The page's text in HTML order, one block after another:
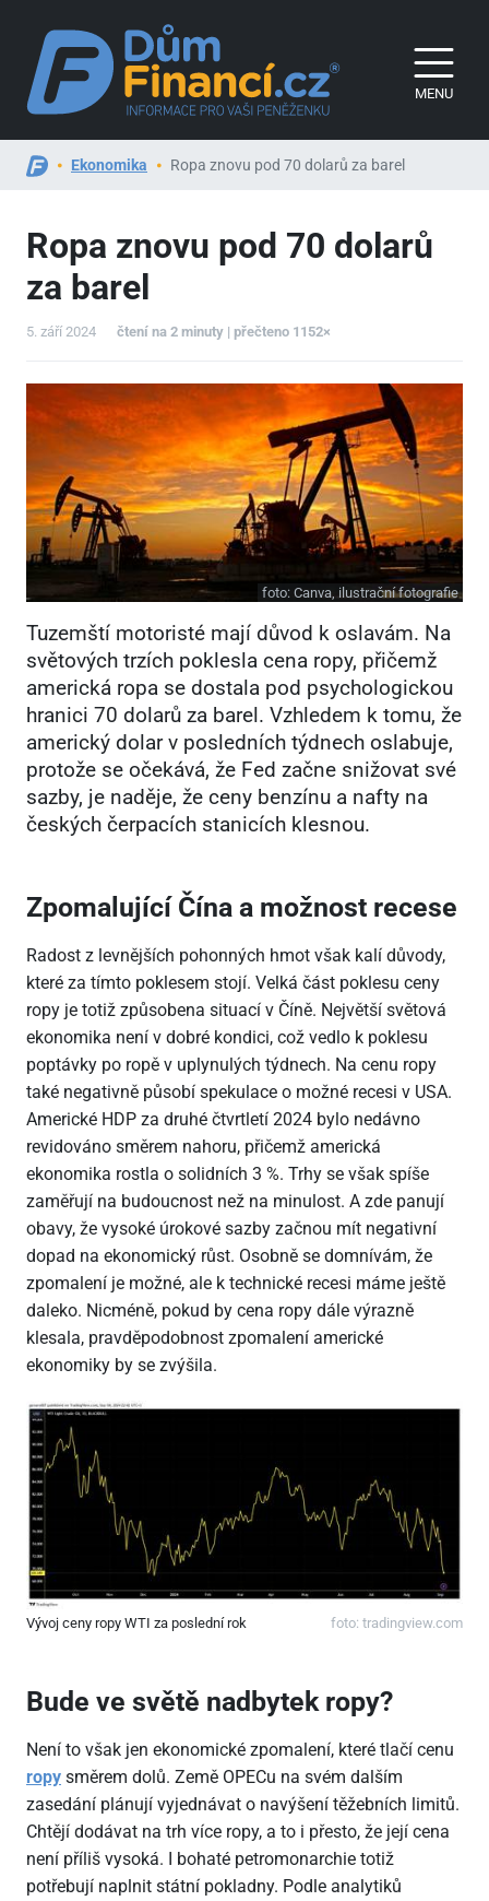
MENU
Ekonomika Ropa znovu pod 70 dolarů za barel
Ropa znovu pod 70 dolarů
za barel
5. září 2024 čtení na 2 minuty | přečteno 1152×
foto: Canva, ilustrační fotografie
Tuzemští motoristé mají důvod k oslavám. Na
světových trzích poklesla cena ropy, přičemž
americká ropa se dostala pod psychologickou
hranici 70 dolarů za barel. Vzhledem k tomu, že
americký dolar v posledních týdnech oslabuje,
protože se očekává, že Fed začne snižovat své
sazby, je naděje, že ceny benzínu a nafty na
českých čerpacích stanicích klesnou.
Zpomalující Čína a možnost recese
Radost z levnějších pohonných hmot však kalí důvody,
které za tímto poklesem stojí. Velká část poklesu ceny
ropy je totiž způsobena situací v Číně. Největší světová
ekonomika není v dobré kondici, což vedlo k poklesu
poptávky po ropě v uplynulých týdnech. Na cenu ropy
také negativně působí spekulace o možné recesi v USA.
Americké HDP za druhé čtvrtletí 2024 bylo nedávno
revidováno směrem nahoru, přičemž americká
ekonomika rostla o solidních 3 %. Trhy se však spíše
zaměřují na budoucnost než na minulost. A zde panují
obavy, že vysoké úrokové sazby začnou mít negativní
dopad na ekonomický růst. Osobně se domnívám, že
zpomalení je možné, ale k technické recesi máme ještě
daleko. Nicméně, pokud by cena ropy dále výrazně
klesala, pravděpodobnost zpomalení americké
ekonomiky by se zvýšila.
Vývoj ceny ropy WTI za poslední rok foto: tradingview.com
Bude ve světě nadbytek ropy?
Není to však jen ekonomické zpomalení, které tlačí cenu
ropy směrem dolů. Země OPECu na svém dalším
zasedání plánují vyjednávat o navýšení těžebních limitů.
Chtějí dodávat na trh více ropy, a to i přesto, že její cena
není příliš vysoká. I bohaté petromonarchie totiž
potřebují naplnit státní pokladny. Podle analytiků